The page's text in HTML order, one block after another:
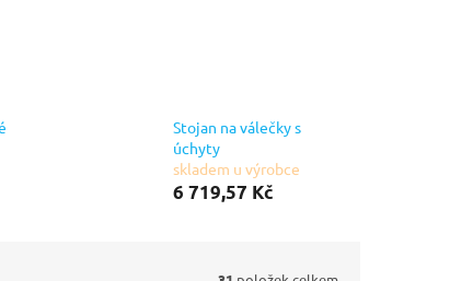
Stojan na válečky s
úchyty
skladem u výrobce
6 719,57 Kč